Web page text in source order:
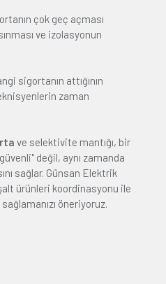
çok geç açması
ve izolasyonun
sigortanın attığının
zaman
ve selektivite mantığı, bir
değil, aynı zamanda
sağlar. Günsan Elektrik
ürünleri koordinasyonu ile
öneriyoruz.